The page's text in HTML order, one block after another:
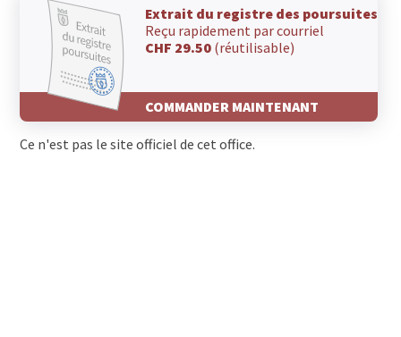
Extrait du registre des poursuites
Reçu rapidement par courriel
CHF 29.50 (réutilisable)
COMMANDER MAINTENANT
Ce n'est pas le site officiel de cet office.